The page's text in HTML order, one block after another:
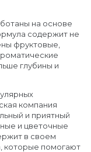
на основе
содержит не
фруктовые,
глубины и
компания
и приятный
и цветочные
в своем
которые помогают